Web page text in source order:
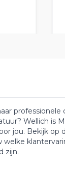
professionele
Wellich is
jou. Bekijk op
welke
zijn.